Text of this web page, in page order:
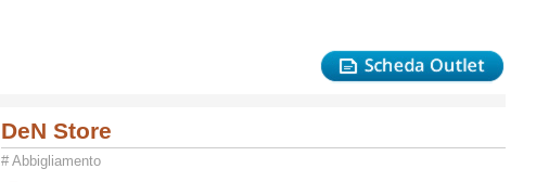
DeN Store
# Abbigliamento